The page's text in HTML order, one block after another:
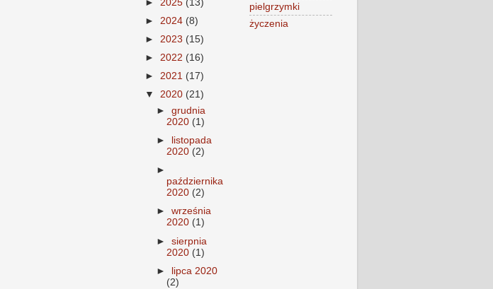
► 2025 (13)
► 2024 (8)
► 2023 (15)
► 2022 (16)
► 2021 (17)
▼ 2020 (21)
►grudnia
2020 (1)
►
listopada
2020 (2)
►
października
2020 (2)
►września
2020 (1)
►sierpnia
2020 (1)
► lipca 2020
(2)
pielgrzymki
życzenia